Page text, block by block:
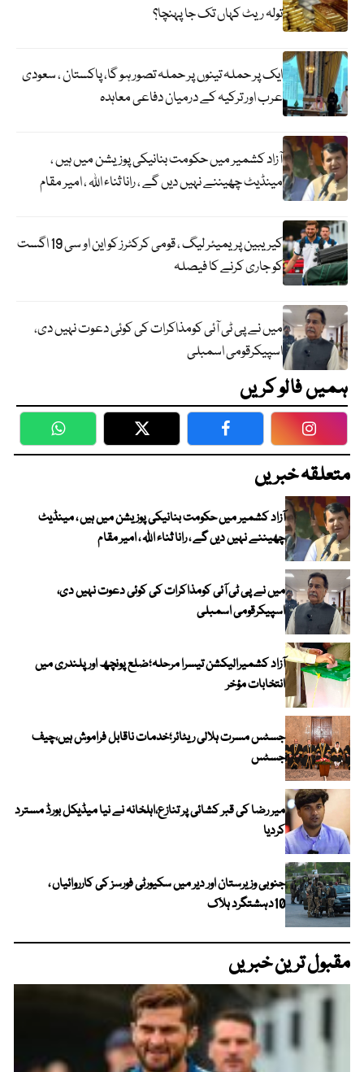
تولہ ریٹ کہاں تک جا پہنچا؟
ایک پر حملہ تینوں پر حملہ تصور ہو گا، پاکستان ، سعودی
عرب اور ترکیہ کے درمیان دفاعی معاہدہ
آزاد کشمیر میں حکومت بنانیکی پوزیشن میں ہیں ،
مینڈیٹ چھیننے نہیں دیں گے ، رانا ثناء اللہ ، امیر مقام
کیریبین پریمیئر لیگ ، قومی کرکٹرز کو این او سی 19 اگست
کو جاری کرنے کا فیصلہ
میں نے پی ٹی آئی کومذاکرات کی کوئی دعوت نہیں دی،
اسپیکرقومی اسمبلی
ہمیں فالو کریں
WhatsApp Twitter Facebook
متعلقہ خبریں
آزاد کشمیر میں حکومت بنانیکی پوزیشن میں ہیں ، مینڈیٹ
چھیننے نہیں دیں گے ، رانا ثناء اللہ ، امیر مقام
میں نے پی ٹی آئی کومذاکرات کی کوئی دعوت نہیں دی،
اسپیکرقومی اسمبلی
آزاد کشمیرالیکشن تیسرا مرحلہ؛ضلع پونچھ اور پلندری میں
انتخابات مؤخر
جسٹس مسرت ہلالی ریٹائر؛خدمات ناقابل فراموش ہیں،چیف
جسٹس
میر رضا کی قبر کشائی پر تنازع،اہلخانہ نے نیا میڈیکل بورڈ مسترد
کردیا
جنوبی وزیرستان اور دیر میں سکیورٹی فورسز کی کارروائیاں ،
10دہشتگرد ہلاک
مقبول ترین خبریں